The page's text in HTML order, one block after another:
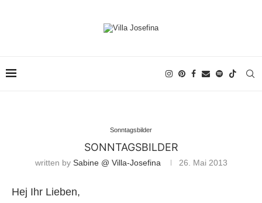
Sonntagsbilder
SONNTAGSBILDER
written by Sabine @ Villa-Josefina 26. Mai 2013
Hej Ihr Lieben,